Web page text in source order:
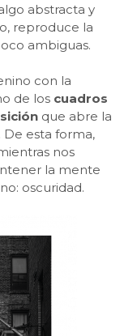
abstracta y
reproduce la
ambiguas.
con la
de los cuadros
que abre la
esta forma,
nos
la mente
oscuridad.